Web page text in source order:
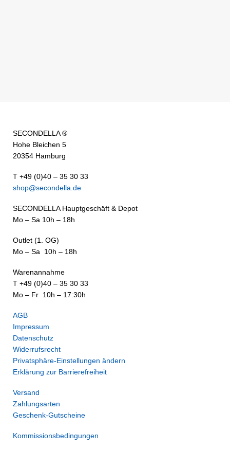
SECONDELLA ®
Hohe Bleichen 5
20354 Hamburg
T +49 (0)40 – 35 30 33
shop@secondella.de
SECONDELLA Hauptgeschäft & Depot
Mo – Sa 10h – 18h
Outlet (1. OG)
Mo – Sa 10h – 18h
Warenannahme
T +49 (0)40 – 35 30 33
Mo – Fr 10h – 17:30h
AGB
Impressum
Datenschutz
Widerrufsrecht
Privatsphäre-Einstellungen ändern
Erklärung zur Barrierefreiheit
Versand
Zahlungsarten
Geschenk-Gutscheine
Kommissionsbedingungen